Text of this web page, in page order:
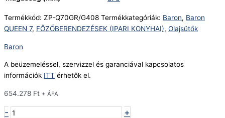
Termékkód: ZP-Q70GR/G408 Termékkategóriák: Baron, Baron
QUEEN 7, FŐZŐBERENDEZÉSEK (IPARI KONYHAI), Olajsütők
Baron
A beüzemeléssel, szervizzel és garanciával kapcsolatos
információk ITT érhetők el.
654.278 Ft + ÁFA
- +